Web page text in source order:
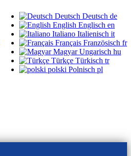
Deutsch Deutsch de
English Englisch en
Italiano Italienisch it
Français Französisch fr
Magyar Ungarisch hu
Türkçe Türkisch tr
polski Polnisch pl